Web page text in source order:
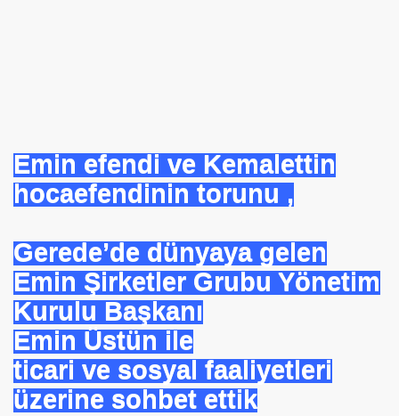
Emin efendi ve Kemalettin
hocaefendinin torunu ,
Gerede’de dünyaya gelen
Emin Şirketler Grubu Yönetim
Kurulu Başkanı
Emin Üstün ile
ticari ve sosyal faaliyetleri
üzerine sohbet ettik